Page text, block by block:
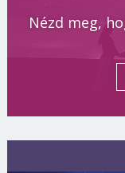
Nézd meg,